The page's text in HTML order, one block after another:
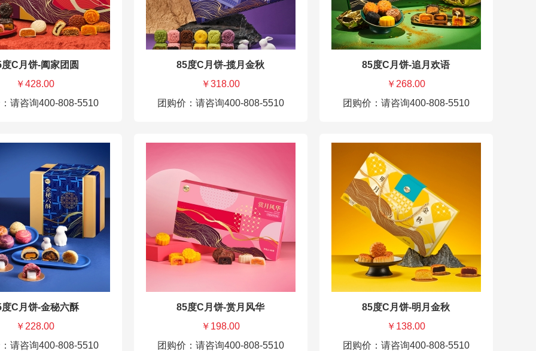
度C月饼-阖家团圆
￥428.00
请咨询400-808-5510
广式黑松露鲍鱼月饼50g*2
佛跳墙风味月饼50g*2
黑糖麻薯椰蓉月饼50g*2
藤椒牛肉50g*2
鲍汁金沙流心月饼50g*2
桃山海盐切达乳酪50g*2
酒酿桂花丹桂流心月饼50g*2
净含量：800g
85度C月饼-揽月金秋
￥318.00
团购价：请咨询400-808-5510
85度C月饼券-揽月金秋 318元
青柠芝士黄瓜流心50g*2
龙眼红枣雪耳黑米50g*2
伯爵红茶月饼50g*2
牛油果核桃月饼50g*2
杨枝甘露芒果软心50g*2
武夷大红袍桑葚流心月饼50g*2
净含量：600g
85度C月饼-追月欢语
￥268.00
团购价：请咨询400-808-5510
度C月饼-金秘六酥
￥228.00
请咨询400-808-5510
85度C月饼-赏月风华
￥198.00
团购价：请咨询400-808-5510
85度C月饼-明月金秋
￥138.00
团购价：请咨询400-808-5510